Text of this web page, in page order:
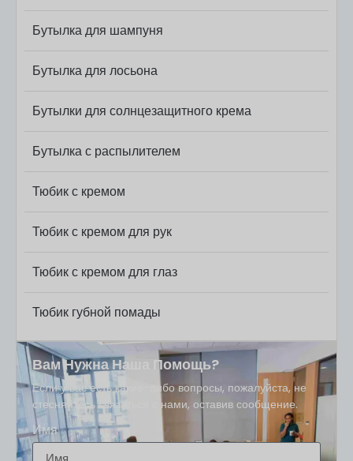
Бутылка для шампуня
Бутылка для лосьона
Бутылки для солнцезащитного крема
Бутылка с распылителем
Тюбик с кремом
Тюбик с кремом для рук
Тюбик с кремом для глаз
Тюбик губной помады
Вам Нужна Наша Помощь?
Если у вас есть какие-либо вопросы, пожалуйста, не
стесняйтесь связаться с нами, оставив сообщение.
Имя